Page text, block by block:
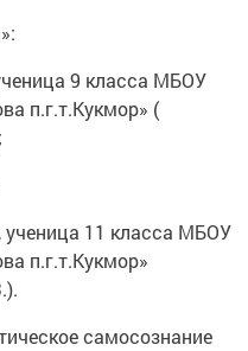
9 класса МБОУ
п.г.т.Кукмор» (
ученица 11 класса МБОУ
п.г.т.Кукмор»
самосознание